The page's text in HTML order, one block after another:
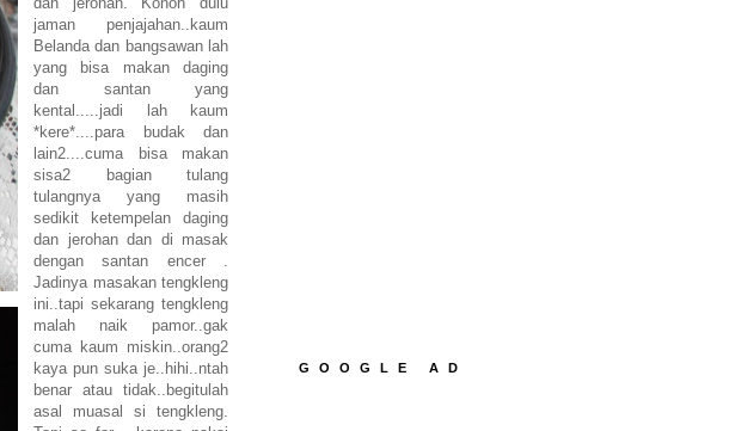
jaman penjajahan..kaum
Belanda dan bangsawan lah
yang bisa makan daging
dan santan yang
kental.....jadi lah kaum
*kere*....para budak dan
lain2....cuma bisa makan
sisa2 bagian tulang
tulangnya yang masih
sedikit ketempelan daging
dan jerohan dan di masak
dengan santan encer .
Jadinya masakan tengkleng
ini..tapi sekarang tengkleng
malah naik pamor..gak
cuma kaum miskin..orang2
kaya pun suka je..hihi..ntah
benar atau tidak..begitulah
asal muasal si tengkleng.
GOOGLE AD